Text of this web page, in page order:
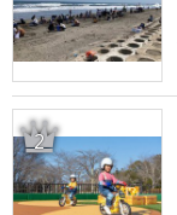
2